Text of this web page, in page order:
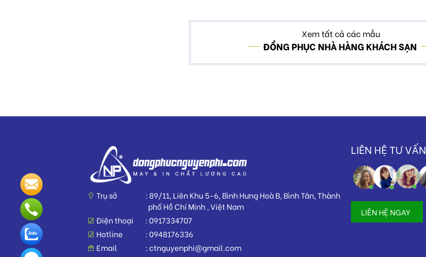
Xem tất cả các mẫu
ĐỒNG PHỤC NHÀ HÀNG KHÁCH SẠN
Trụ sở
89/11, Liên Khu 5-6, Bình Hưng Hoà B, Bình Tân, Thành
phố Hồ Chí Minh , Việt Nam
Điện thoại
0917334707
Hotline
0948176336
Email
ctnguyenphi@gmail.com
LIÊN HỆ TƯ VẤN
LIÊN HỆ NGAY